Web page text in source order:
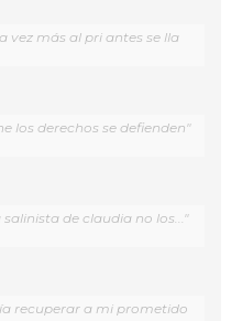
vez más al pri antes se lla
los derechos se defienden"
de claudia no los..."
recuperar a mi prometido